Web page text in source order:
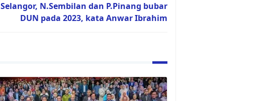
Selangor, N.Sembilan dan P.Pinang bubar
DUN pada 2023, kata Anwar Ibrahim